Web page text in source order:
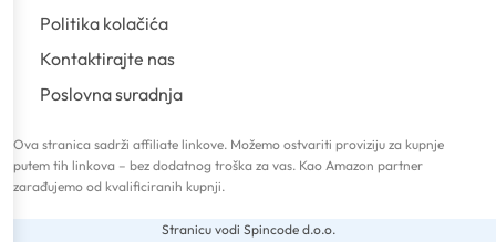
Politika kolačića
Kontaktirajte nas
Poslovna suradnja
Ova stranica sadrži affiliate linkove. Možemo ostvariti proviziju za kupnje
putem tih linkova – bez dodatnog troška za vas. Kao Amazon partner
zarađujemo od kvalificiranih kupnji.
Stranicu vodi Spincode d.o.o.